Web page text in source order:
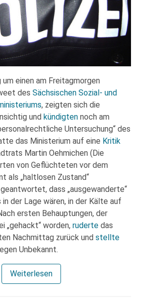
einen am Freitagmorgen
des Sächsischen Sozial- und
, zeigten sich die
und kündigten noch am
Untersuchung“ des
das Ministerium auf eine Kritik
Martin Oehmichen (Die
von Geflüchteten vor dem
als „haltlosen Zustand“
dass „ausgewanderte“
der Lage wären, in der Kälte auf
ersten Behauptungen, der
„gehackt“ worden, ruderte das
Nachmittag zurück und stellte
Unbekannt.
Weiterlesen